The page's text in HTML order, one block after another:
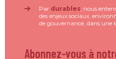
Par durables, nous
des enjeux sociaux,
de gouvernance, dans une
Abonnez-vous à